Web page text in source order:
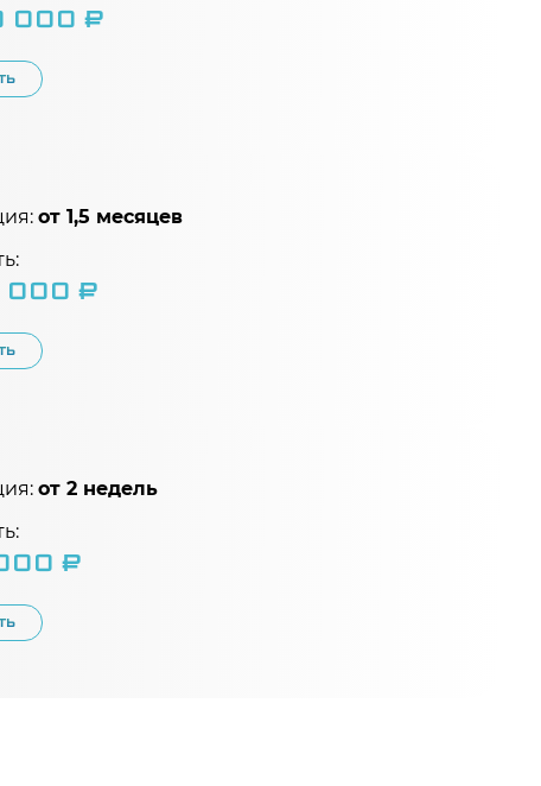
000 ₽
от 1,5 месяцев
000 ₽
от 2 недель
₽